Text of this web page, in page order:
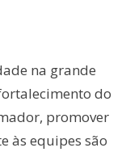
na grande
do
promover
às equipes são